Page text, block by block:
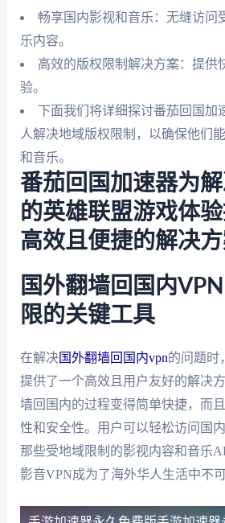
畅享国内影视和音乐：无缝访问
乐内容。
高效的版权限制解决方案：提供
验。
下面我们将详细探讨番茄回国加
人解决地域版权限制，以确保他们
和音乐。
番茄回国加速器为
的英雄联盟游戏体
高效且便捷的解决方
国外翻墙回国内
限的关键工具
在解决国外翻墙回国内vpn的问题时
提供了一个高效且用户友好的解决
墙回国内的过程变得简单快捷，而
性和安全性。用户可以轻松访问国
那些受地域限制的影视内容和音乐
影音VPN成为了海外华人生活中不